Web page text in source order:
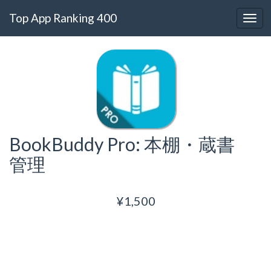
Top App Ranking 400
BookBuddy Pro: 本棚・蔵書
管理
¥1,500